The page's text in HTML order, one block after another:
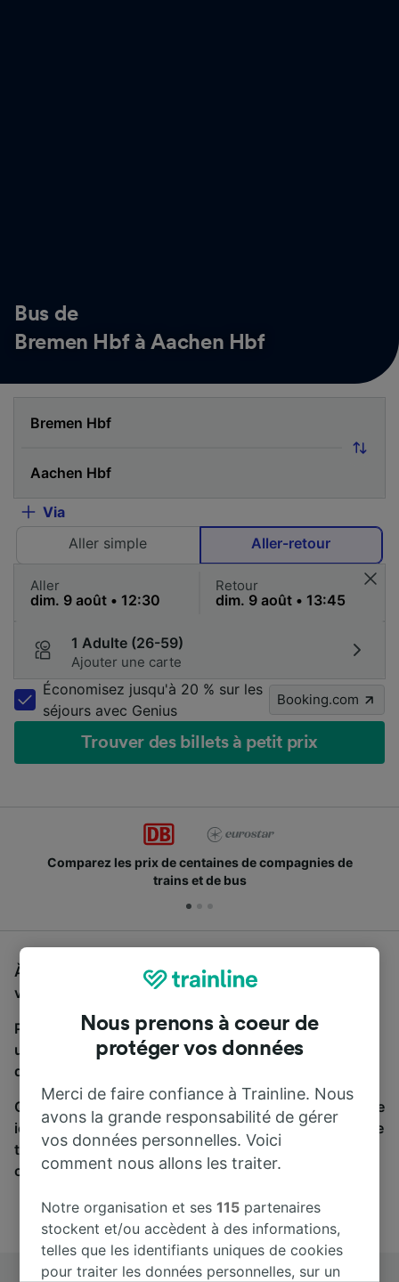
Bus de
Bremen Hbf à Aachen Hbf
Via
Aller simple
Aller-retour
Aller Retour
1 Adulte (26-59)
Ajouter une carte
Économisez jusqu'à 20 % sur les
séjours avec Genius
Booking.com
Trouver des billets à petit prix
Comparez les prix de centaines de compagnies de
trains et de bus
À la recherche d'un bus de Bremen Hbf à Aachen Hbf,
vous êtes au bon endroit.
Pour trouver des billets de bus, lancez simplement
une recherche ci-dessus. Nous comparons les temps
de trajets et les prix des voyages, en train et en bus.
Qu’importe votre destination, votre voyage commence
ici. Nous collaborons avec plus de 170 compagnies de
train et de bus. Consultez et achetez vos billets sur
cette page.
Nous prenons à coeur de
protéger vos données
Merci de faire confiance à Trainline. Nous
avons la grande responsabilité de gérer
vos données personnelles. Voici
comment nous allons les traiter.
Notre organisation et ses115 partenaires
stockent et/ou accèdent à des informations,
telles que les identifiants uniques de cookies
pour traiter les données personnelles, sur un